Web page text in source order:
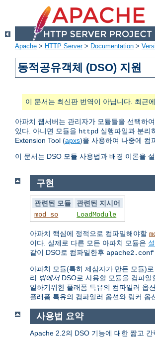
Apache > HTTP Server> Documentation >
동적공유객체 (DSO) 지원
이 문서는 최신판 번역이 아닙니다. 최근
아파치 웹서버는 관리자가 모듈들을 선택하
있다. 아니면 모듈을 httpd 실행파일과 분리
Extension Tool (apxs)을 사용하여 나중에 컴
이 문서는 DSO 모듈 사용법과 배경 이론을
구현
관련된 모듈
관련된 지시어
mod_so
LoadModule
아파치 핵심에 정적으로 컴파일해야할
이다. 실제로 다른 모든 아파치 모듈은
같이 DSO로 컴파일한후 apache2.conf
아파치 모듈(특히 제삼자가 만든 모듈)
리 밖에서DSO로 사용할 모듈을 컴파일
일하기위한 플래폼 특유의 컴파일러 옵
플래폼 특유의 컴파일러 옵션와 링커 옵
사용법 요약
Apache 2.2의 DSO 기능에 대한 짧고 간